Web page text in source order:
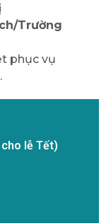
Trường
phục vụ
lễ Tết)